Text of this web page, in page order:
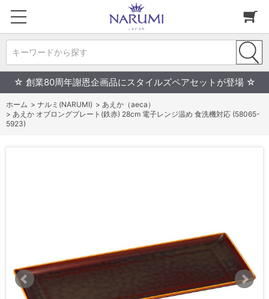
キーワードから探す
☆ 創業80周年謝恩企画品にスタイルズペアセットが登場 ☆
ホーム > ナルミ(NARUMI) > あえか（aeca）
> あえか オブロングプレート(鉄赤) 28cm 電子レンジ温め 食洗機対応 (58065-
5923)